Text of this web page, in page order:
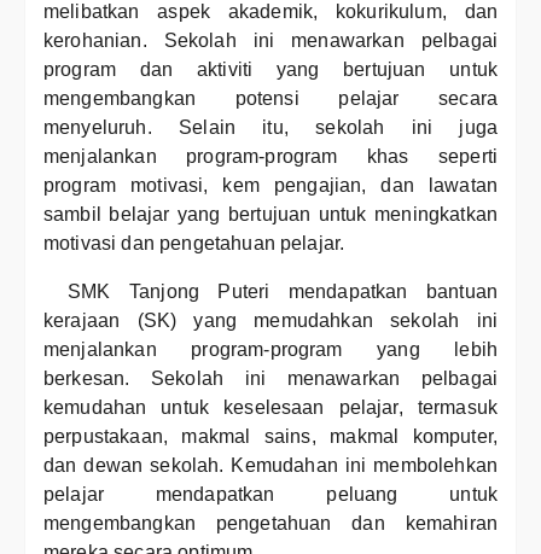
melibatkan aspek akademik, kokurikulum, dan
kerohanian. Sekolah ini menawarkan pelbagai
program dan aktiviti yang bertujuan untuk
mengembangkan potensi pelajar secara
menyeluruh. Selain itu, sekolah ini juga
menjalankan program-program khas seperti
program motivasi, kem pengajian, dan lawatan
sambil belajar yang bertujuan untuk meningkatkan
motivasi dan pengetahuan pelajar.
SMK Tanjong Puteri mendapatkan bantuan
kerajaan (SK) yang memudahkan sekolah ini
menjalankan program-program yang lebih
berkesan. Sekolah ini menawarkan pelbagai
kemudahan untuk keselesaan pelajar, termasuk
perpustakaan, makmal sains, makmal komputer,
dan dewan sekolah. Kemudahan ini membolehkan
pelajar mendapatkan peluang untuk
mengembangkan pengetahuan dan kemahiran